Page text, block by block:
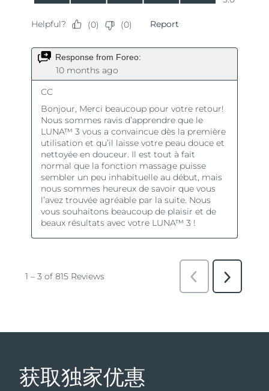
获取独家优惠